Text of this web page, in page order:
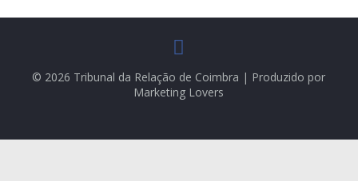
© 2026 Tribunal da Relação de Coimbra | Produzido por
Marketing Lovers